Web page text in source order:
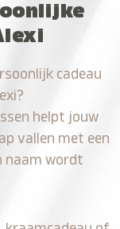
cadeau
helpt jouw
vallen met een
naam wordt